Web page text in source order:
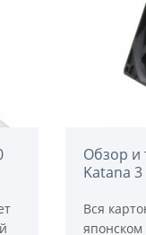
(оселки)
частью
Обзор и
Katana 3
Вся
японском